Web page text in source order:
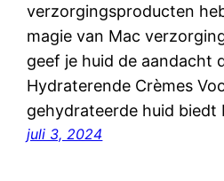
verzorgingsproducten
magie van Mac
geef je huid de aandacht
Hydraterende Crèmes
gehydrateerde huid biedt
juli 3, 2024